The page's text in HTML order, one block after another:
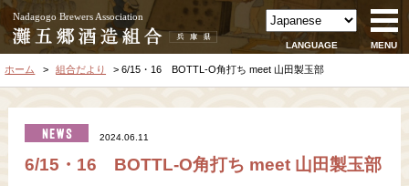
Nadagogo Brewers Association
LANGUAGE MENU
ホーム 組合だより 6/15・16 BOTTL-O角打ち meet 山田製玉部
2024.06.11
6/15・16 BOTTL-O角打ち meet 山田製玉部